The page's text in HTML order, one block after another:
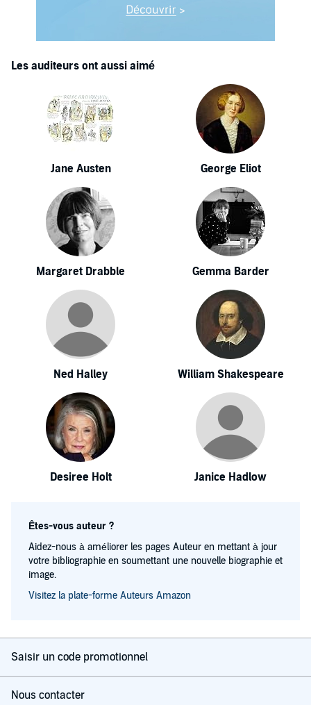
Les auditeurs ont aussi aimé
Jane Austen George Eliot
Margaret Drabble Gemma Barder
Ned Halley William Shakespeare
Desiree Holt Janice Hadlow
Êtes-vous auteur ?
Aidez-nous à améliorer les pages Auteur en mettant à jour
votre bibliographie en soumettant une nouvelle biographie et
image.
Visitez la plate-forme Auteurs Amazon
Saisir un code promotionnel
Nous contacter